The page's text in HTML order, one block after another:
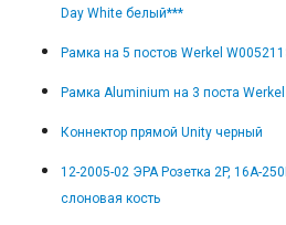
Day White белый***
Рамка на 5 постов Werkel
Рамка Aluminium на 3 поста
Коннектор прямой Unity черный
12-2005-02 ЭРА Розетка 2P, 16A-
слоновая кость